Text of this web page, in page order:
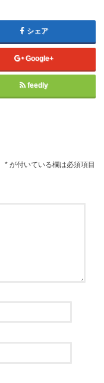
シェア
Google+
feedly
* が付いている欄は必須項目